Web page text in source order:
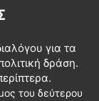
για τα
δράση.
του δεύτερου